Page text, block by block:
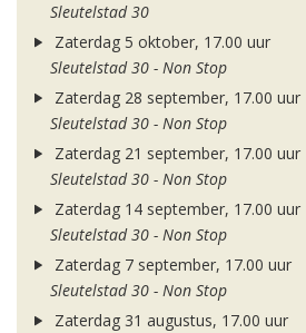
Sleutelstad 30
Zaterdag 5 oktober, 17.00 uur
Sleutelstad 30 - Non Stop
Zaterdag 28 september, 17.00 uur
Sleutelstad 30 - Non Stop
Zaterdag 21 september, 17.00 uur
Sleutelstad 30 - Non Stop
Zaterdag 14 september, 17.00 uur
Sleutelstad 30 - Non Stop
Zaterdag 7 september, 17.00 uur
Sleutelstad 30 - Non Stop
Zaterdag 31 augustus, 17.00 uur